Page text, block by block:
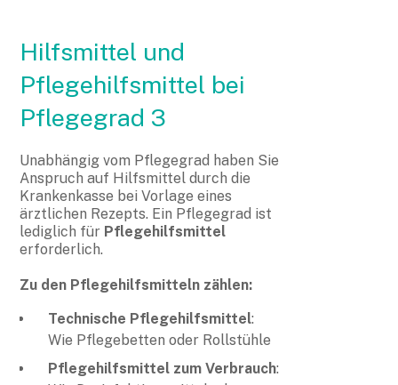
Hilfsmittel und
Pflegehilfsmittel bei
Pflegegrad 3
Unabhängig vom Pflegegrad haben Sie
Anspruch auf Hilfsmittel durch die
Krankenkasse bei Vorlage eines
ärztlichen Rezepts. Ein Pflegegrad ist
lediglich für Pflegehilfsmittel
erforderlich.
Zu den Pflegehilfsmitteln zählen:
Technische Pflegehilfsmittel:
Wie Pflegebetten oder Rollstühle
Pflegehilfsmittel zum Verbrauch: